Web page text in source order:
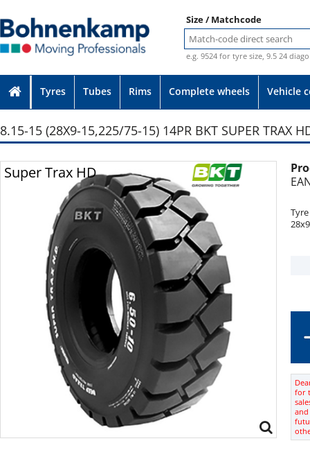
Size / Matchcode
e.g. 9524 for tyre size, 9.5 24
Tyres Tubes Rims Complete wheels Vehicle
8.15-15 (28X9-15,225/75-15) 14PR BKT SUPER TRAX
Super Trax HD Photo provided without guarantee
Tyre
for